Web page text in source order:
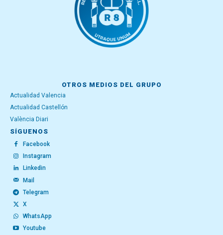
OTROS MEDIOS DEL GRUPO
Actualidad Valencia
Actualidad Castellón
València Diari
SÍGUENOS
Facebook
Instagram
Linkedin
Mail
Telegram
X
WhatsApp
Youtube